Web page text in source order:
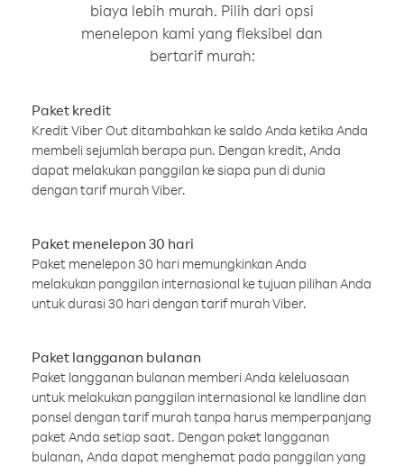
biaya lebih murah. Pilih dari opsi
menelepon kami yang fleksibel dan
bertarif murah:
Paket kredit
Kredit Viber Out ditambahkan ke saldo Anda ketika Anda
membeli sejumlah berapa pun. Dengan kredit, Anda
dapat melakukan panggilan ke siapa pun di dunia
dengan tarif murah Viber.
Paket menelepon 30 hari
Paket menelepon 30 hari memungkinkan Anda
melakukan panggilan internasional ke tujuan pilihan Anda
untuk durasi 30 hari dengan tarif murah Viber.
Paket langganan bulanan
Paket langganan bulanan memberi Anda keleluasaan
untuk melakukan panggilan internasional ke landline dan
ponsel dengan tarif murah tanpa harus memperpanjang
paket Anda setiap saat. Dengan paket langganan
bulanan, Anda dapat menghemat pada panggilan yang